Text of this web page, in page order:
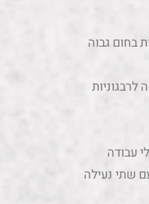
בחום גבוה
שתי נעילה